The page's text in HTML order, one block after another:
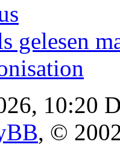
gelesen
10:20
, ©